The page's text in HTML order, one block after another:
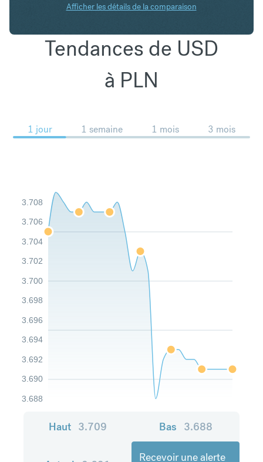
Afficher les détails de la comparaison
Tendances de USD
à PLN
1 jour 1 semaine 1 mois 3 mois
3.688
3.690
3.692
3.694
3.696
3.698
3.700
3.702
3.704
3.706
3.708
Haut 3.709 Bas 3.688
Recevoir une alerte